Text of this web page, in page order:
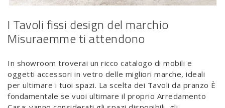
I Tavoli fissi design del marchio
Misuraemme ti attendono
In showroom troverai un ricco catalogo di mobili e
oggetti accessori in vetro delle migliori marche, ideali
per ultimare i tuoi spazi. La scelta dei Tavoli da pranzo È
fondamentale se vuoi ultimare il proprio Arredamento